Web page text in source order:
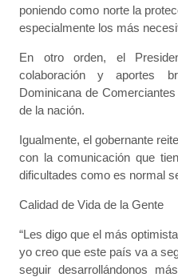
poniendo como norte la
especialmente los más
En otro orden, el
colaboración y aportes
Dominicana de
de la nación.
Igualmente, el gobernante
con la comunicación que
dificultades como es normal
Calidad de Vida de la Gente
“Les digo que el más
yo creo que este país va a
seguir desarrollándonos